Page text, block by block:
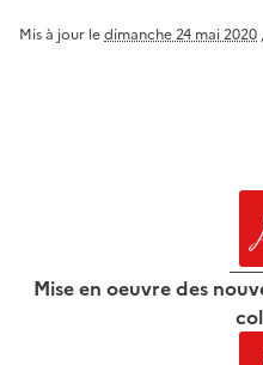
Mis à jour ledimanche 24 mai 2020 ,
Mise en oeuvre des